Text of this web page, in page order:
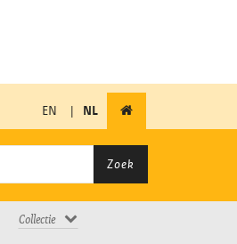
EN | NL
Zoek
Collectie